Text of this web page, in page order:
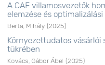
A CAF villamosvezetők
elemzése és
Berta, Mihály (2025)
Környezettudatos vásárlói
tükrében
Kovács, Gábor Ábel (2025)